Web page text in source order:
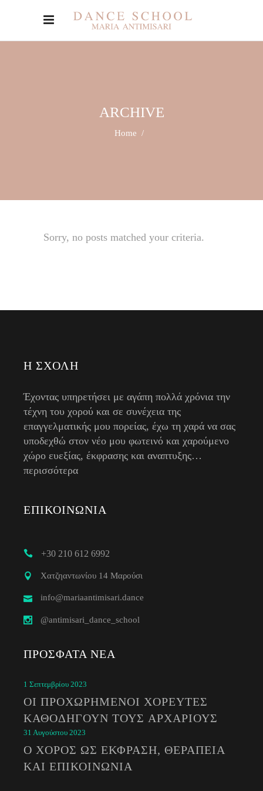
ARCHIVE
Home /
Sorry, no posts matched your criteria.
Η ΣΧΟΛΉ
Έχοντας υπηρετήσει με αγάπη πολλά χρόνια την
τέχνη του χορού και σε συνέχεια της
επαγγελματικής μου πορείας, έχω τη χαρά να σας
υποδεχθώ στον νέο μου φωτεινό και χαρούμενο
χώρο ευεξίας, έκφρασης και αναπτυξης…
περισσότερα
ΕΠΙΚΟΙΝΩΝΊΑ
+30 210 612 6992
Χατζηαντωνίου 14 Μαρούσι
info@mariaantimisari.dance
@antimisari_dance_school
ΠΡΌΣΦΑΤΑ ΝΈΑ
1 Σεπτεμβρίου 2023
ΟΙ ΠΡΟΧΩΡΗΜΈΝΟΙ ΧΟΡΕΥΤΈΣ
ΚΑΘΟΔΗΓΟΎΝ ΤΟΥΣ ΑΡΧΆΡΙΟΥΣ
31 Αυγούστου 2023
Ο ΧΟΡΌΣ ΩΣ ΈΚΦΡΑΣΗ, ΘΕΡΑΠΕΊΑ
ΚΑΙ ΕΠΙΚΟΙΝΩΝΊΑ